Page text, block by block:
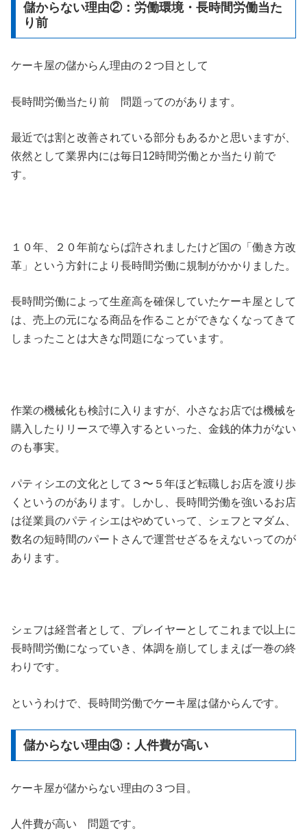
儲からない理由②：労働環境・長時間労働当た
り前
ケーキ屋の儲からん理由の２つ目として
長時間労働当たり前 問題ってのがあります。
最近では割と改善されている部分もあるかと思いますが、
依然として業界内には毎日12時間労働とか当たり前で
す。
１０年、２０年前ならば許されましたけど国の「働き方改
革」という方針により長時間労働に規制がかかりました。
長時間労働によって生産高を確保していたケーキ屋として
は、売上の元になる商品を作ることができなくなってきて
しまったことは大きな問題になっています。
作業の機械化も検討に入りますが、小さなお店では機械を
購入したりリースで導入するといった、金銭的体力がない
のも事実。
パティシエの文化として３〜５年ほど転職しお店を渡り歩
くというのがあります。しかし、長時間労働を強いるお店
は従業員のパティシエはやめていって、シェフとマダム、
数名の短時間のパートさんで運営せざるをえないってのが
あります。
シェフは経営者として、プレイヤーとしてこれまで以上に
長時間労働になっていき、体調を崩してしまえば一巻の終
わりです。
というわけで、長時間労働でケーキ屋は儲からんです。
儲からない理由③：人件費が高い
ケーキ屋が儲からない理由の３つ目。
人件費が高い 問題です。